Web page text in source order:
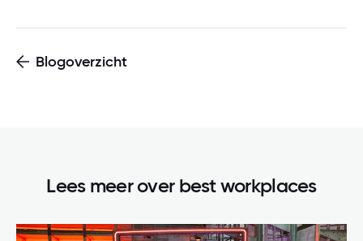
Blogoverzicht
Lees meer over best workplaces